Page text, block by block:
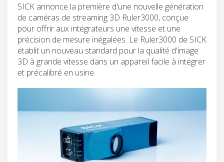
SICK annonce la première d'une nouvelle génération
de caméras de streaming 3D Ruler3000, conçue
pour offrir aux intégrateurs une vitesse et une
précision de mesure inégalées. Le Ruler3000 de SICK
établit un nouveau standard pour la qualité d'image
3D à grande vitesse dans un appareil facile à intégrer
et précalibré en usine.